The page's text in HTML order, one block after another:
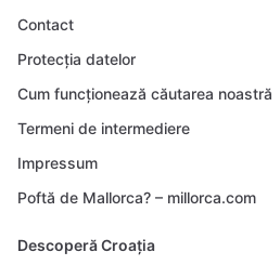
Contact
Protecția datelor
Cum funcționează căutarea noastră
Termeni de intermediere
Impressum
Poftă de Mallorca? – millorca.com
Descoperă Croația